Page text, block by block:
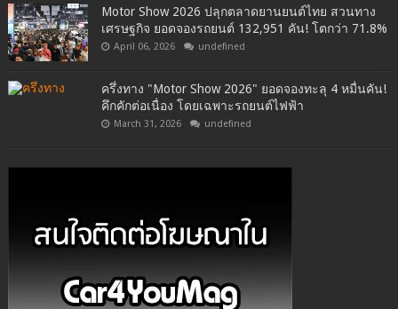
Motor Show 2026 ปลุกตลาดยานยนต์ไทย สวนทาง
เศรษฐกิจ ยอดจองรถยนต์ 132,951 คัน! โตกว่า 71.8%
April 06, 2026 undefined
ครึ่งทาง "Motor Show 2026" ยอดจองทะลุ 4 หมื่นคัน!
คึกคักต่อเนื่อง โดยเฉพาะรถยนต์ไฟฟ้า
March 31, 2026 undefined